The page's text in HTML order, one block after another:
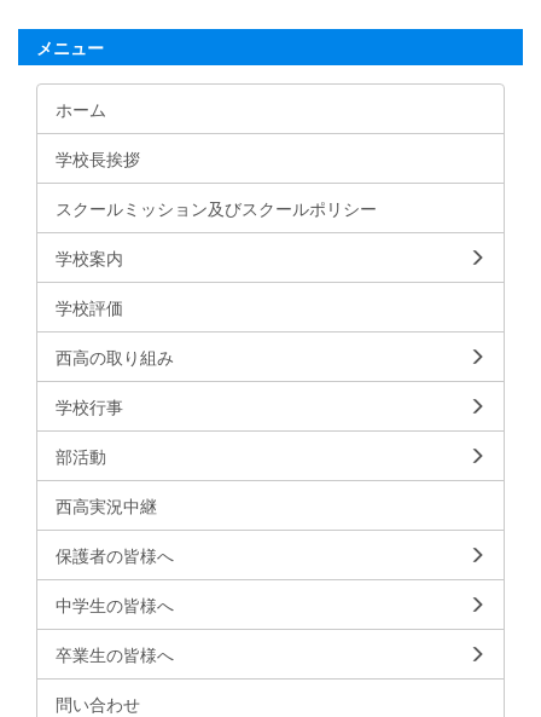
メニュー
ホーム
学校長挨拶
スクールミッション及びスクールポリシー
学校案内
学校評価
西高の取り組み
学校行事
部活動
西高実況中継
保護者の皆様へ
中学生の皆様へ
卒業生の皆様へ
問い合わせ